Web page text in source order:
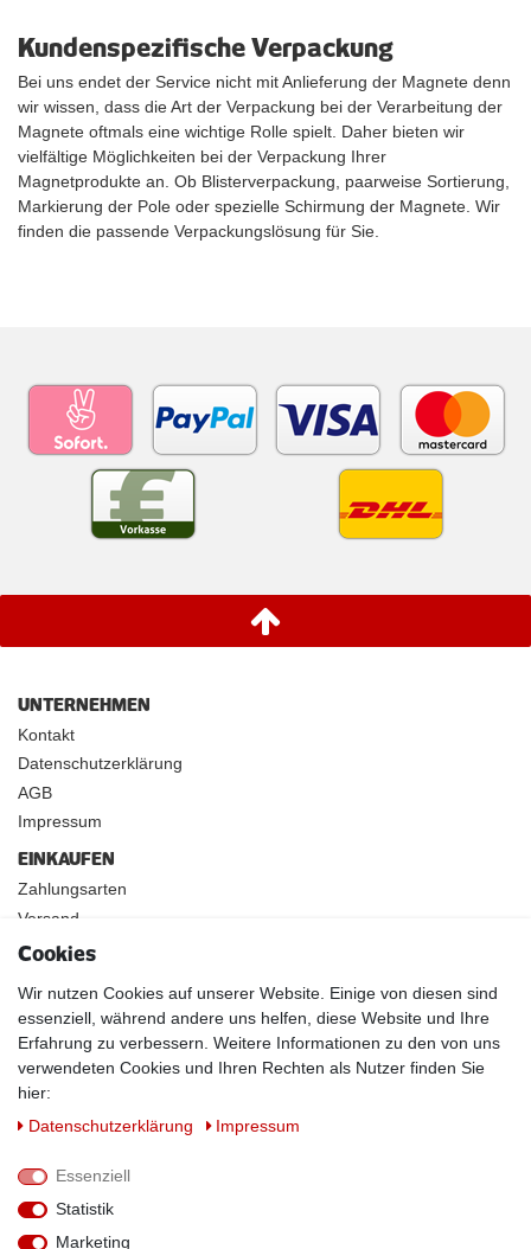
Kundenspezifische Verpackung
Bei uns endet der Service nicht mit Anlieferung der Magnete denn
wir wissen, dass die Art der Verpackung bei der Verarbeitung der
Magnete oftmals eine wichtige Rolle spielt. Daher bieten wir
vielfältige Möglichkeiten bei der Verpackung Ihrer
Magnetprodukte an. Ob Blisterverpackung, paarweise Sortierung,
Markierung der Pole oder spezielle Schirmung der Magnete. Wir
finden die passende Verpackungslösung für Sie.
UNTERNEHMEN
Kontakt
Datenschutzerklärung
AGB
Impressum
EINKAUFEN
Zahlungsarten
Versand
Widerrufsrecht
INFOS
Kundenanwendungen
Physikalische Eigenschaften
Magnetismus von A-Z
Magnetmaterialien
Downloads
Handelspartner werden
Cookies
Wir nutzen Cookies auf unserer Website. Einige von diesen sind
essenziell, während andere uns helfen, diese Website und Ihre
Erfahrung zu verbessern. Weitere Informationen zu den von uns
verwendeten Cookies und Ihren Rechten als Nutzer finden Sie
hier:
Daten­schutz­erklärung
Impressum
Essenziell
Statistik
Marketing